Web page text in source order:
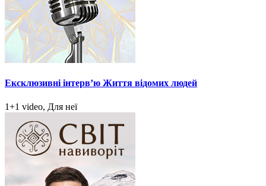
Ексклюзивні інтерв’ю Життя відомих людей
1+1 video, Для неї